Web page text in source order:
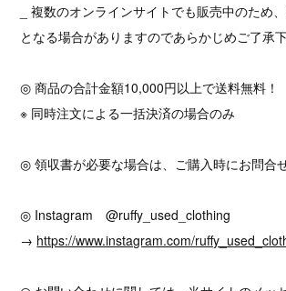
_ 複数のオンラインサイトでも販売中のため
となる場合がありますのであらかじめご了承下
◎ 商品の合計金額10,000円以上で送料無料！
※ 同時注文による一括決済の場合のみ
◎ 領収書が必要な場合は、ご購入時にお問合
◎ Instagram @ruffy_used_clothing
→ https://www.instagram.com/